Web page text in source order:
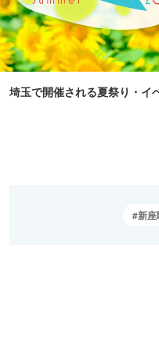
埼玉で開催される夏祭り・イ
新座